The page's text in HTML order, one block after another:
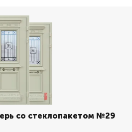
со стеклопакетом №29